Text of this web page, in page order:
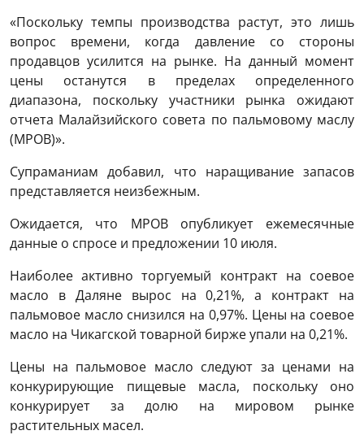
«Поскольку темпы производства растут, это лишь
вопрос времени, когда давление со стороны
продавцов усилится на рынке. На данный момент
цены останутся в пределах определенного
диапазона, поскольку участники рынка ожидают
отчета Малайзийского совета по пальмовому маслу
(MPOB)».
Супраманиам добавил, что наращивание запасов
представляется неизбежным.
Ожидается, что MPOB опубликует ежемесячные
данные о спросе и предложении 10 июля.
Наиболее активно торгуемый контракт на соевое
масло в Даляне вырос на 0,21%, а контракт на
пальмовое масло снизился на 0,97%. Цены на соевое
масло на Чикагской товарной бирже упали на 0,21%.
Цены на пальмовое масло следуют за ценами на
конкурирующие пищевые масла, поскольку оно
конкурирует за долю на мировом рынке
растительных масел.